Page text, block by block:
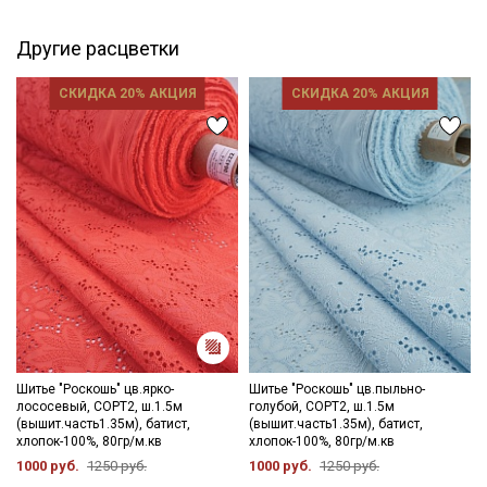
Другие расцветки
СКИДКА 20% АКЦИЯ
Шитье "Роскошь" цв.ярко-
лососевый, СОРТ2, ш.1.5м
(вышит.часть1.35м), батист,
хлопок-100%, 80гр/м.кв
1000 руб. 1250 руб.
СКИДКА 20% АКЦИЯ
Шитье "Роскошь" цв.пыльно-
голубой, СОРТ2, ш.1.5м
(вышит.часть1.35м), батист,
хлопок-100%, 80гр/м.кв
1000 руб. 1250 руб.